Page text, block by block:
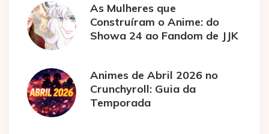
As Mulheres que
Construíram o Anime: do
Showa 24 ao Fandom de JJK
Animes de Abril 2026 no
Crunchyroll: Guia da
Temporada